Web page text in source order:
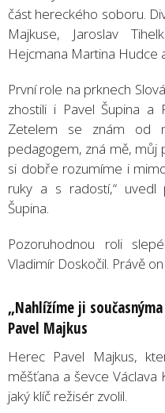
část hereckého soboru.
Majkuse, Jaroslav
Hejcmana Martina Hudce
První role na prknech
zhostili i Pavel Šupina a
Zetelem se znám od
pedagogem, zná mě, můj
si dobře rozumíme i
ruky a s radostí,“ uvedl
Šupina.
Pozoruhodnou roli
Vladimír Doskočil. Právě
„Nahlížíme ji
Pavel Majkus
Herec Pavel Majkus,
měšťana a ševce Václava
jaký klíč režisér zvolil.